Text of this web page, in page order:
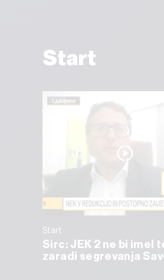
Start
Start
Sirc: JEK 2 ne bi imel
zaradi segrevanja